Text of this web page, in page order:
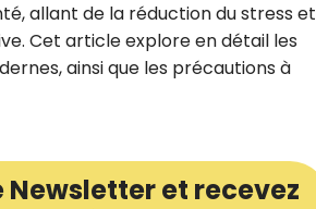
allant de la réduction du stress et
Cet article explore en détail les
ainsi que les précautions à
et recevez